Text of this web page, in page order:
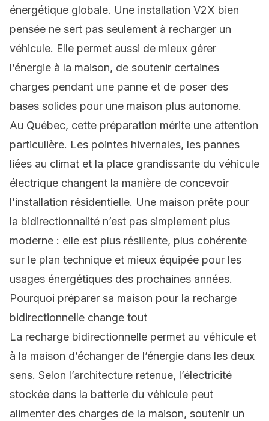
énergétique globale. Une installation V2X bien
pensée ne sert pas seulement à recharger un
véhicule. Elle permet aussi de mieux gérer
l’énergie à la maison, de soutenir certaines
charges pendant une panne et de poser des
bases solides pour une maison plus autonome.
Au Québec, cette préparation mérite une attention
particulière. Les pointes hivernales, les pannes
liées au climat et la place grandissante du véhicule
électrique changent la manière de concevoir
l’installation résidentielle. Une maison prête pour
la bidirectionnalité n’est pas simplement plus
moderne : elle est plus résiliente, plus cohérente
sur le plan technique et mieux équipée pour les
usages énergétiques des prochaines années.
Pourquoi préparer sa maison pour la recharge
bidirectionnelle change tout
La recharge bidirectionnelle permet au véhicule et
à la maison d’échanger de l’énergie dans les deux
sens. Selon l’architecture retenue, l’électricité
stockée dans la batterie du véhicule peut
alimenter des charges de la maison, soutenir un